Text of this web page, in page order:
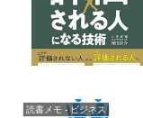
読書メモ - ビジネス